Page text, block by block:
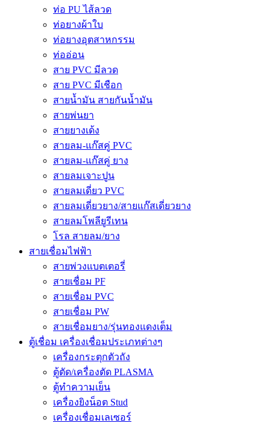
ท่อ PU ไส้ลวด
ท่อยางผ้าใบ
ท่อยางอุตสาหกรรม
ท่ออ่อน
สาย PVC มีลวด
สาย PVC มีเชือก
สายน้ำมัน สายกันน้ำมัน
สายพ่นยา
สายยางเด้ง
สายลม-แก๊สคู่ PVC
สายลม-แก๊สคู่ ยาง
สายลมเจาะปูน
สายลมเดี่ยว PVC
สายลมเดี่ยวยาง/สายแก๊สเดี่ยวยาง
สายลมโพลียูรีเทน
โรล สายลม/ยาง
สายเชื่อมไฟฟ้า
สายพ่วงแบตเตอรี่
สายเชื่อม PF
สายเชื่อม PVC
สายเชื่อม PW
สายเชื่อมยาง/รุ่นทองแดงเต็ม
ตู้เชื่อม เครื่องเชื่อมประเภทต่างๆ
เครื่องกระตุกตัวถัง
ตู้ตัด/เครื่องตัด PLASMA
ตู้ทำความเย็น
เครื่องยิงน็อต Stud
เครื่องเชื่อมเลเซอร์